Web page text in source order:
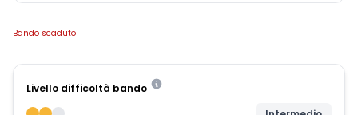
Bando scaduto
Livello difficoltà bando